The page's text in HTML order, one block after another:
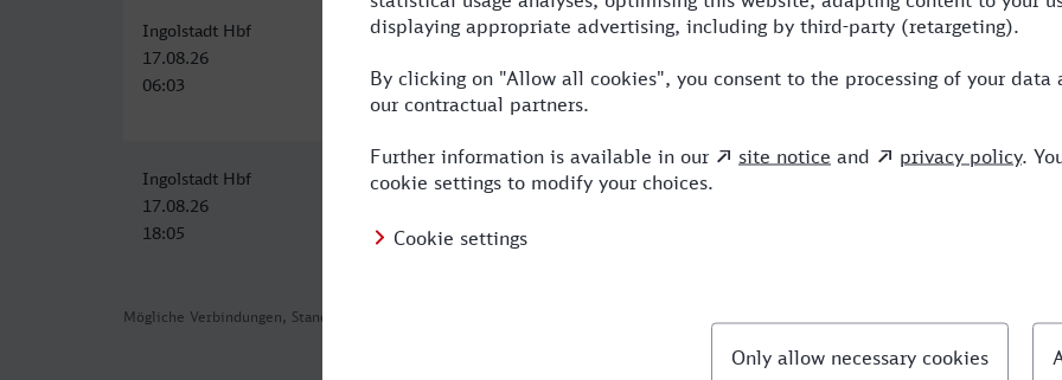
Mögliche Verbindungen, Stand: 2026-08-03 02:02
Ingolstadt Hbf
17.08.26
06:03
Rostock Hbf
12:24
6:21 2 RE,OE,ICE
Ingolstadt Hbf
17.08.26
18:05
Rostock Hbf
00:24
6:19 2